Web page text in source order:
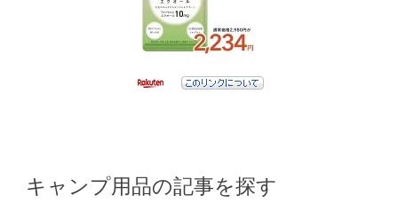
キャンプ用品の記事を探す